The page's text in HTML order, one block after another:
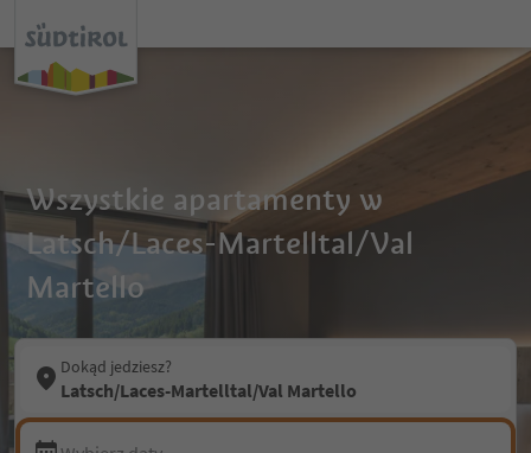
Wszystkie apartamenty w
Latsch/Laces-Martelltal/Val
Martello
Dokąd jedziesz?
Latsch/Laces-Martelltal/Val Martello